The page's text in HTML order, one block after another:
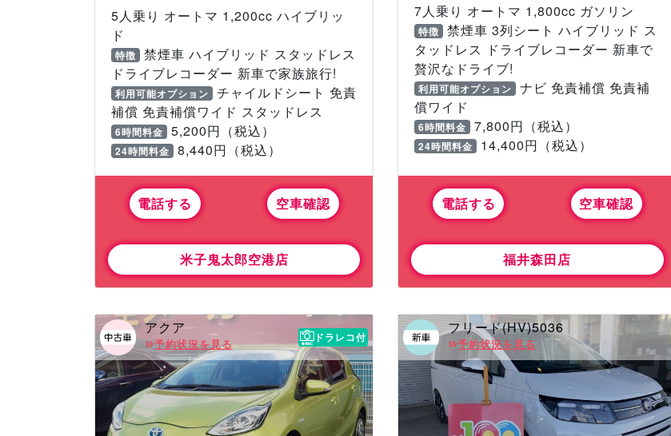
5人乗り オートマ 1,200cc ハイブリッ
ド
特徴 禁煙車 ハイブリッド スタッドレス
ドライブレコーダー 新車で家族旅行!
利用可能オプション チャイルドシート 免責
補償 免責補償ワイド スタッドレス
6時間料金 5,200円（税込）
24時間料金 8,440円（税込）
電話する 空車確認
米子鬼太郎空港店
7人乗り オートマ 1,800cc ガソリン
特徴 禁煙車 3列シート ハイブリッド ス
タッドレス ドライブレコーダー 新車で
贅沢なドライブ!
利用可能オプション ナビ 免責補償 免責補
償ワイド
6時間料金 7,800円（税込）
24時間料金 14,400円（税込）
電話する 空車確認
福井森田店
アクア
予約状況を見る
ドラレコ付
フリード(HV)5036
予約状況を見る